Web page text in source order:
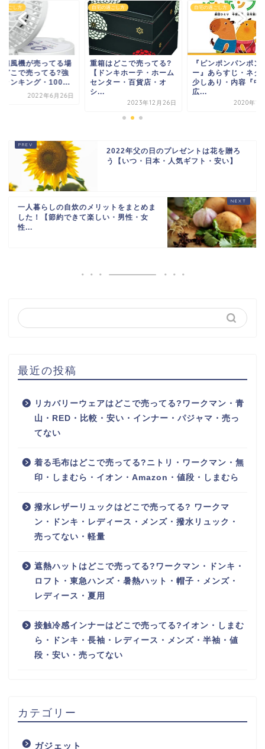
過ごし方
はどこで売ってる?
ンキホーテ・ホーム
ター・百貨店・オ
自宅の過ごし方
『ピンポンパンポンプ
ー』あらすじ・ネタバレ
少しあり・内容『中居正
広...
2020年12月7日
自宅の過ごし方
携帯扇風機が売って
所【どこで売ってる
力・ランキング・
2022年父の日のプレゼントは花を贈ろ
う【いつ・日本・人気ギフト・安い】
一人暮らしの自炊のメリットをまとめま
した！【節約できて楽しい・男性・女
性...
最近の投稿
リカバリーウェアはどこで売ってる?ワークマン・青
山・RED・比較・安い・インナー・パジャマ・売っ
てない
着る毛布はどこで売ってる?ニトリ・ワークマン・無
印・しまむら・イオン・Amazon・値段・しまむら
撥水レザーリュックはどこで売ってる? ワークマ
ン・ドンキ・レディース・メンズ・撥水リュック・
売ってない・軽量
遮熱ハットはどこで売ってる?ワークマン・ドンキ・
ロフト・東急ハンズ・暑熱ハット・帽子・メンズ・
レディース・夏用
接触冷感インナーはどこで売ってる?イオン・しまむ
ら・ドンキ・長袖・レディース・メンズ・半袖・値
段・安い・売ってない
カテゴリー
ガジェット